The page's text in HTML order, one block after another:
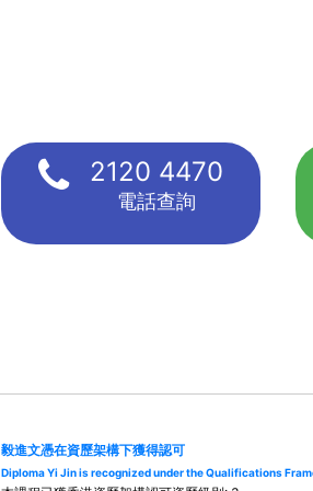
2120 4470
電話查詢
毅進文憑在資歷架構下獲得認可
Diploma Yi Jin is recognized under the Qualifications